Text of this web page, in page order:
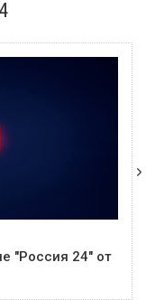
"Россия 24" от